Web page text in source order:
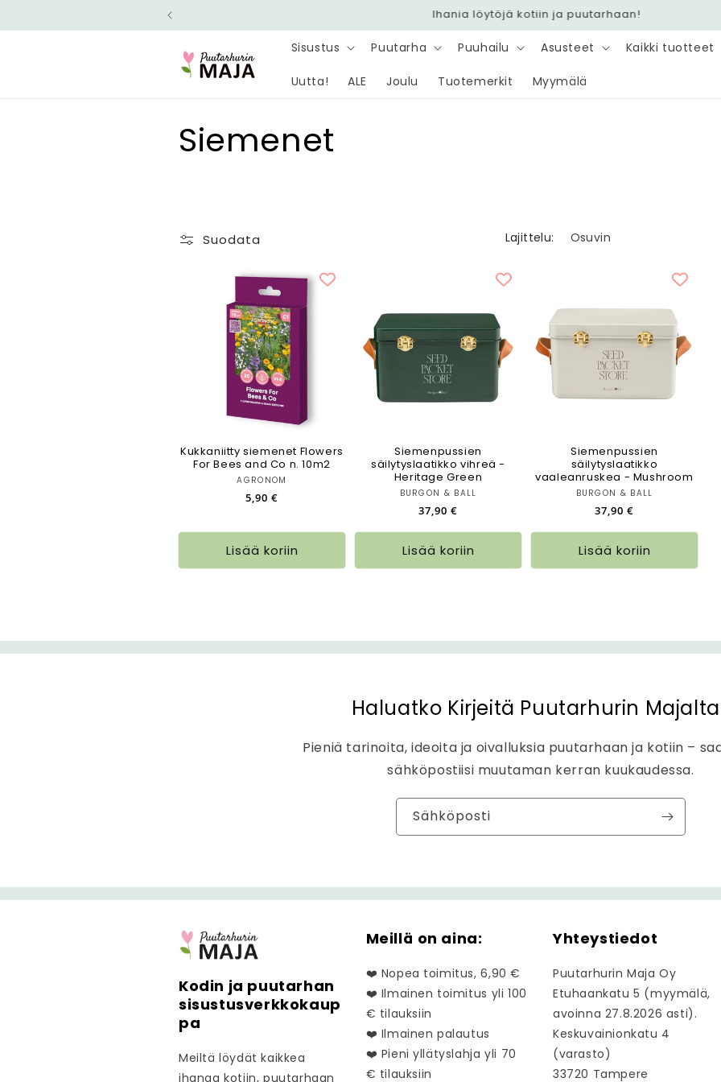
sisältöön
Nopea toimitus 6,90 € - Ilmainen yli 100 € tilauksiin
Sisustus Puutarha Puuhailu Asusteet Kaikki tuotteet
Uutta! ALE Joulu Tuotemerkit Myymälä
K
k
Siemenet
Suodata Lajittelu:
Kukkaniitty siemenet Flowers
For Bees and Co n. 10m2
Myyjä:
AGRONOM
Normaalihinta
5,90 €
Lisää koriin
Siemenpussien
säilytyslaatikko vihreä -
Heritage Green
Myyjä:
BURGON & BALL
Normaalihinta
37,90 €
Lisää koriin
Siemenpussien
säilytyslaatikko
vaaleanruskea - Mushroom
Myyjä:
BURGON & BALL
Normaalihinta
37,90 €
Lisää koriin
Haluatko Kirjeitä Puutarhurin
Pieniä tarinoita, ideoita ja oivalluksia puutarhaan ja kotiin –
sähköpostiisi muutaman kerran kuukaudessa.
Sähköposti
Kodin ja puutarhan
sisustusverkkokaup
pa
Meiltä löydät kaikkea
ihanaa kotiin, puutarhaan
Meillä on aina:
❤️ Nopea toimitus, 6,90 €
❤️ Ilmainen toimitus yli 100
€ tilauksiin
❤️ Ilmainen palautus
❤️ Pieni yllätyslahja yli 70
€ tilauksiin
Yhteystiedot
Puutarhurin Maja Oy
Etuhaankatu 5 (myymälä,
avoinna 27.8.2026 asti).
Keskuvainionkatu 4
(varasto)
33720 Tampere